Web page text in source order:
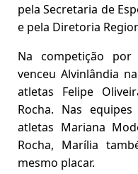
pela Secretaria de
e pela Diretoria
Na competição por
venceu Alvinlândia
atletas Felipe
Rocha. Nas
atletas Mariana
Rocha, Marília
mesmo placar.